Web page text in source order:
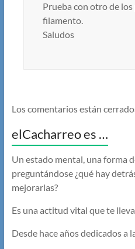
Prueba con otro de
filamento.
Saludos
Los comentarios están
elCacharreo es …
Un estado mental, una forma
preguntándose ¿qué hay
mejorarlas?
Es una actitud vital que te
Desde hace años dedicados a